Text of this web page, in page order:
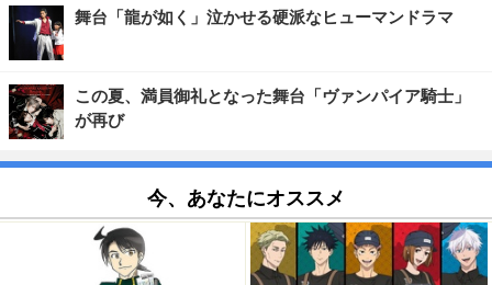
舞台「龍が如く」泣かせる硬派なヒューマンドラマ
この夏、満員御礼となった舞台「ヴァンパイア騎士」
が再び
今、あなたにオススメ